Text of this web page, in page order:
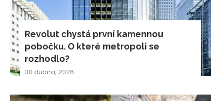
Revolut chystá první kamennou
pobočku. O které metropoli se
rozhodlo?
30 dubna, 2026